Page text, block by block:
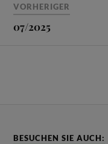
VORHERIGER
07/2025
BESUCHEN SIE AUCH: